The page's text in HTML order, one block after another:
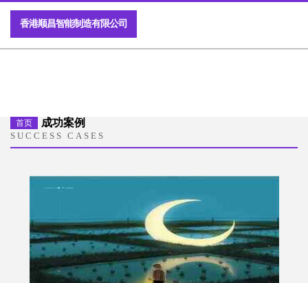
香港顺昌智能制造有限公司
首页 成功案例
SUCCESS CASES